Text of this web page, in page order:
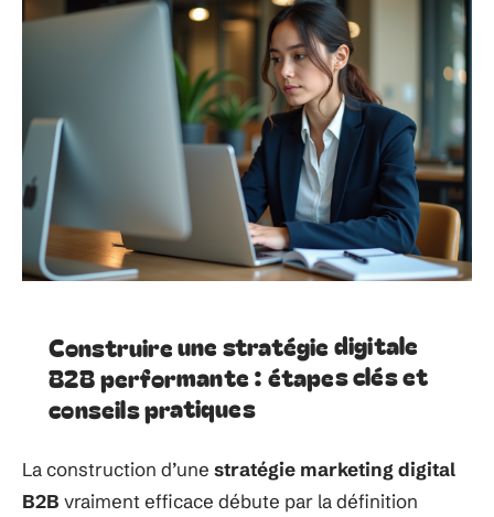
Construire une stratégie digitale
B2B performante : étapes clés et
conseils pratiques
La construction d’une stratégie marketing digital
B2B vraiment efficace débute par la définition